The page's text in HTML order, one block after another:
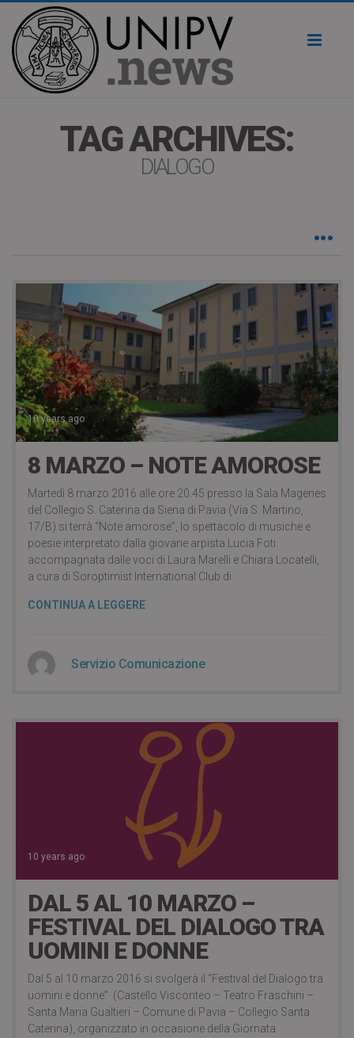
TAG ARCHIVES:
DIALOGO
10 years ago
8 MARZO – NOTE AMOROSE
Martedì 8 marzo 2016 alle ore 20.45 presso la Sala Magenes
del Collegio S. Caterina da Siena di Pavia (Via S. Martino,
17/B) si terrà “Note amorose”, lo spettacolo di musiche e
poesie interpretato dalla giovane arpista Lucia Foti
accompagnata dalle voci di Laura Marelli e Chiara Locatelli,
a cura di Soroptimist International Club di
CONTINUA A LEGGERE
Servizio Comunicazione
10 years ago
DAL 5 AL 10 MARZO –
FESTIVAL DEL DIALOGO TRA
UOMINI E DONNE
Dal 5 al 10 marzo 2016 si svolgerà il “Festival del Dialogo tra
uomini e donne” (Castello Visconteo – Teatro Fraschini –
Santa Maria Gualtieri – Comune di Pavia – Collegio Santa
Caterina), organizzato in occasione della Giornata